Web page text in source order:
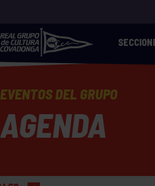
EVENTOS DEL GRUPO
AGENDA